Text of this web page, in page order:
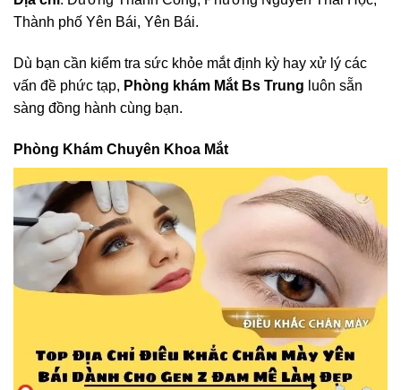
Thành phố Yên Bái, Yên Bái.
Dù bạn cần kiểm tra sức khỏe mắt định kỳ hay xử lý các
vấn đề phức tạp, Phòng khám Mắt Bs Trung luôn sẵn
sàng đồng hành cùng bạn.
Phòng Khám Chuyên Khoa Mắt